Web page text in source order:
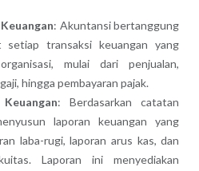
: Akuntansi bertanggung
transaksi keuangan yang
mulai dari penjualan,
hingga pembayaran pajak.
: Berdasarkan catatan
laporan keuangan yang
laba-rugi, laporan arus kas, dan
Laporan ini menyediakan